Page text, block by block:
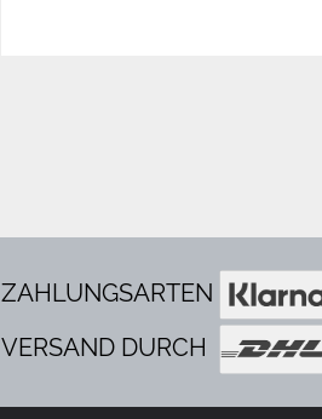
ZAHLUNGSARTEN
VERSAND DURCH